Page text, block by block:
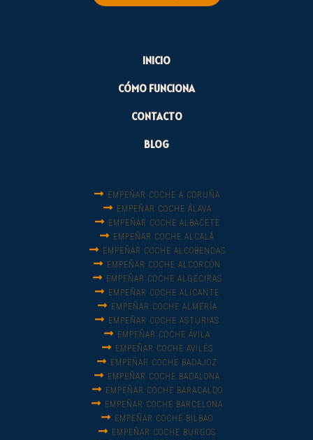
INICIO
CÓMO FUNCIONA
CONTACTO
BLOG
EMPEÑAR COCHE A CORUÑA
EMPEÑAR COCHE ÁLAVA
EMPEÑAR COCHE ALBACETE
EMPEÑAR COCHE ALCALÁ
EMPEÑAR COCHE ALCOBENDAS
EMPEÑAR COCHE ALCORCÓN
EMPEÑAR COCHE ALGECIRAS
EMPEÑAR COCHE ALICANTE
EMPEÑAR COCHE ALMERÍA
EMPEÑAR COCHE ASTURIAS
EMPEÑAR COCHE ÁVILA
EMPEÑAR COCHE AVILÉS
EMPEÑAR COCHE BADAJOZ
EMPEÑAR COCHE BADALONA
EMPEÑAR COCHE BARACALDO
EMPEÑAR COCHE BARCELONA
EMPEÑAR COCHE BILBAO
EMPEÑAR COCHE BURGOS